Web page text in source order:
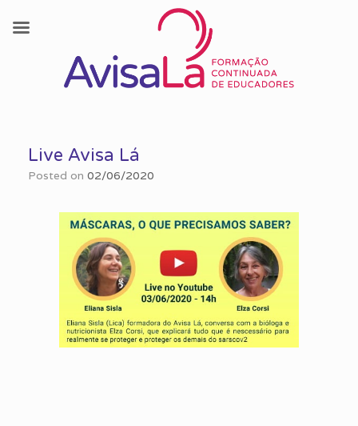
contentLive Avisa Lá
Posted on 02/06/2020